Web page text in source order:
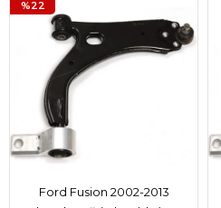
Ford Fusion 2002-2013
%22